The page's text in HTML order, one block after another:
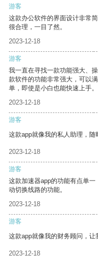
游客
这款办公软件的界面设计非常
很合理，一目了然。
2023-12-18
游客
我一直在寻找一款功能强大、
款软件的功能非常强大，可以
单，即使是小白也能快速上手。
2023-12-18
游客
这款app就像我的私人助理，随
2023-12-18
游客
这款加速器app的功能有点单
动切换线路的功能。
2023-12-18
游客
这款app就像我的财务顾问，让
2023-12-18